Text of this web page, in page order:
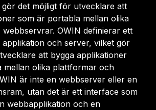
gör det möjligt för utvecklare att
som är portabla mellan olika
OWIN definierar ett
och server, vilket gör
att bygga applikationer
mellan olika plattformar och
är inte en webbserver eller en
utan det är ett interface som
webbapplikation och en